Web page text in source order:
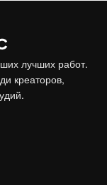
лучших работ.
креаторов,